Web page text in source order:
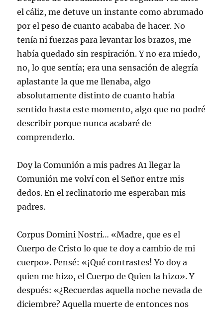
el cáliz, me detuve un instante como abrumado
por el peso de cuanto acababa de hacer. No
tenía ni fuerzas para levantar los brazos, me
había quedado sin respiración. Y no era miedo,
no, lo que sentía; era una sensación de alegría
aplastante la que me llenaba, algo
absolutamente distinto de cuanto había
sentido hasta este momento, algo que no podré
describir porque nunca acabaré de
comprenderlo.
Doy la Comunión a mis padres A1 llegar la
Comunión me volví con el Señor entre mis
dedos. En el reclinatorio me esperaban mis
padres.
Corpus Domini Nostri… «Madre, que es el
Cuerpo de Cristo lo que te doy a cambio de mi
cuerpo». Pensé: «¡Qué contrastes! Yo doy a
quien me hizo, el Cuerpo de Quien la hizo». Y
después: «¿Recuerdas aquella noche nevada de
diciembre? Aquella muerte de entonces nos